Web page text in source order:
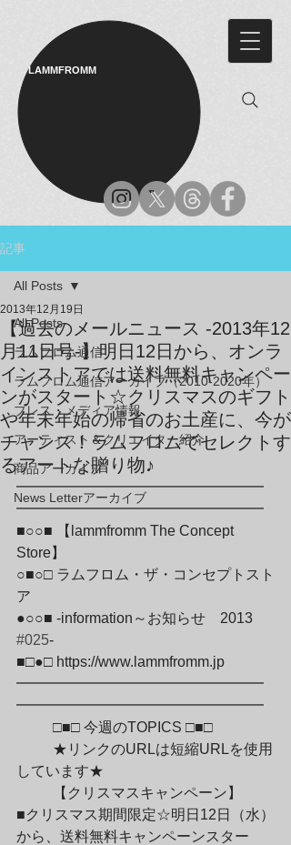
LAMMFROMM​
記事
All Posts
ラムフロム通信
ラムフロム通信アーカイブ（2010-2020年）
プレス・メディア情報
アーティスト＆クリエイター紹介
商品アーカイブ
News Letterアーカイブ
All Posts
【過去のメールニュース -2013年12
月11日号-】明日12日から、オンラ
インストアでは送料無料キャンペー
ンがスタート☆クリスマスのギフト
や年末年始の帰省のお土産に、今が
チャンス！ラムフロムでセレクトす
るアートな贈り物♪
2013年12月19日
━━━━━━━━━━━━━━━━━
━━━━━━━━━━━━━━━━━
■○○■ 【lammfromm The Concept
Store】
○■○□ ラムフロム・ザ・コンセプトスト
ア
●○○■ -information～お知らせ　2013
#025-
■□●□ https://www.lammfromm.jp
━━━━━━━━━━━━━━━━━
━━━━━━━━━━━━━━━━━
	□■□ 今週のTOPICS □■□
しています★
■クリスマス期間限定☆明日12日（水）
から、送料無料キャンペーンスター